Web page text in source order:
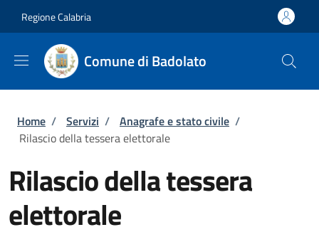
Regione Calabria
Comune di Badolato
Briciole di pane
Home / Servizi / Anagrafe e stato civile /
Rilascio della tessera elettorale
Rilascio della tessera
elettorale